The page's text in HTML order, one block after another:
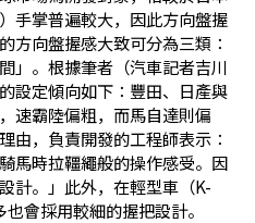
手掌普遍較大，因此方向盤握
方向盤握感大致可分為三類：
」。根據筆者（汽車記者吉川
設定傾向如下：豐田、日產與
速霸陸偏粗，而馬自達則偏
由，負責開發的工程師表示：
馬時拉韁繩般的操作感受。因
計。」此外，在輕型車（K-
會採用較細的握把設計。